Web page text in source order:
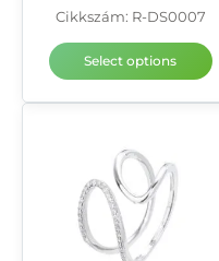
Cikkszám: R-DS0007
Select options